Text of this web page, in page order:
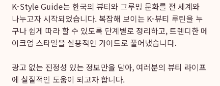
K-Style Guide는 한국의 뷰티와 그루밍 문화를 전 세계와
나누고자 시작되었습니다. 복잡해 보이는 K-뷰티 루틴을 누
구나 쉽게 따라 할 수 있도록 단계별로 정리하고, 트렌디한 메
이크업 스타일을 실용적인 가이드로 풀어냈습니다.
광고 없는 진정성 있는 정보만을 담아, 여러분의 뷰티 라이프
에 실질적인 도움이 되고자 합니다.